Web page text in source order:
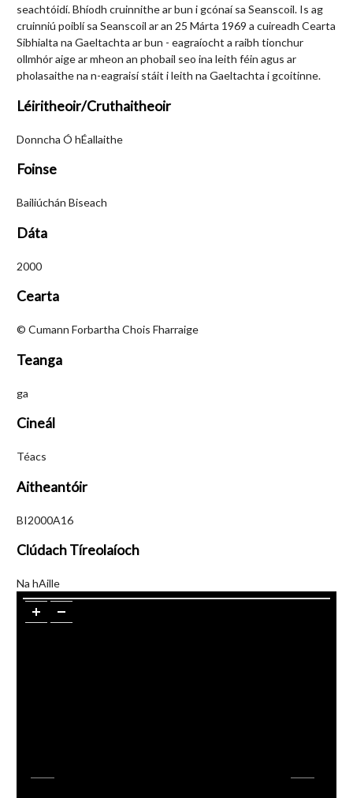
seachtóidí. Bhíodh cruinnithe ar bun i gcónaí sa Seanscoil. Is ag
cruinniú poiblí sa Seanscoil ar an 25 Márta 1969 a cuireadh Cearta
Sibhialta na Gaeltachta ar bun - eagraíocht a raibh tionchur
ollmhór aige ar mheon an phobail seo ina leith féin agus ar
pholasaithe na n-eagraisí stáit i leith na Gaeltachta i gcoitinne.
Léiritheoir/Cruthaitheoir
Donncha Ó hÉallaithe
Foinse
Bailiúchán Biseach
Dáta
2000
Cearta
© Cumann Forbartha Chois Fharraige
Teanga
ga
Cineál
Téacs
Aitheantóir
BI2000A16
Clúdach Tíreolaíoch
Na hAille